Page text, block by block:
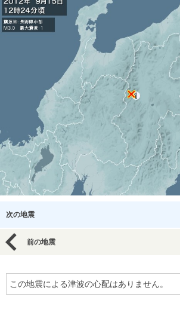
次の地震
前の地震
この地震による津波の心配はありません。